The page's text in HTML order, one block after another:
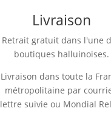
Livraison
Retrait gratuit dans l'une
boutiques halluinoises.
Livraison dans toute la
métropolitaine par
lettre suivie ou Mondial